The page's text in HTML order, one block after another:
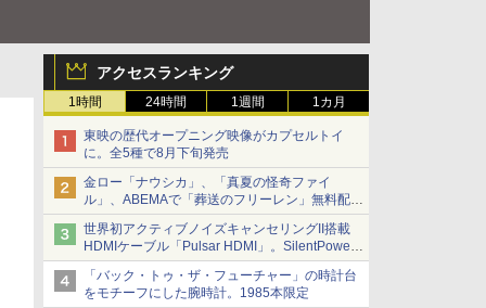
アクセスランキング
1時間 24時間 1週間 1カ月
東映の歴代オープニング映像がカプセルトイ
に。全5種で8月下旬発売
金ロー「ナウシカ」、「真夏の怪奇ファイ
ル」、ABEMAで「葬送のフリーレン」無料配信
など。夏の特番・配信情報
世界初アクティブノイズキャンセリングII搭載
HDMIケーブル「Pulsar HDMI」。SilentPower
から
「バック・トゥ・ザ・フューチャー」の時計台
をモチーフにした腕時計。1985本限定